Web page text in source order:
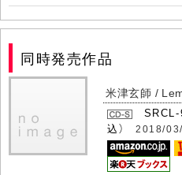
同時発売作品
米津玄師 /
SRCL-
込） 2018/